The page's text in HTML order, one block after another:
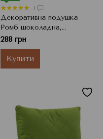
1
Декоративна подушка
Ромб шоколадна,
Шоколадний, 40x40 см,
h=11 см
288 грн
Купити